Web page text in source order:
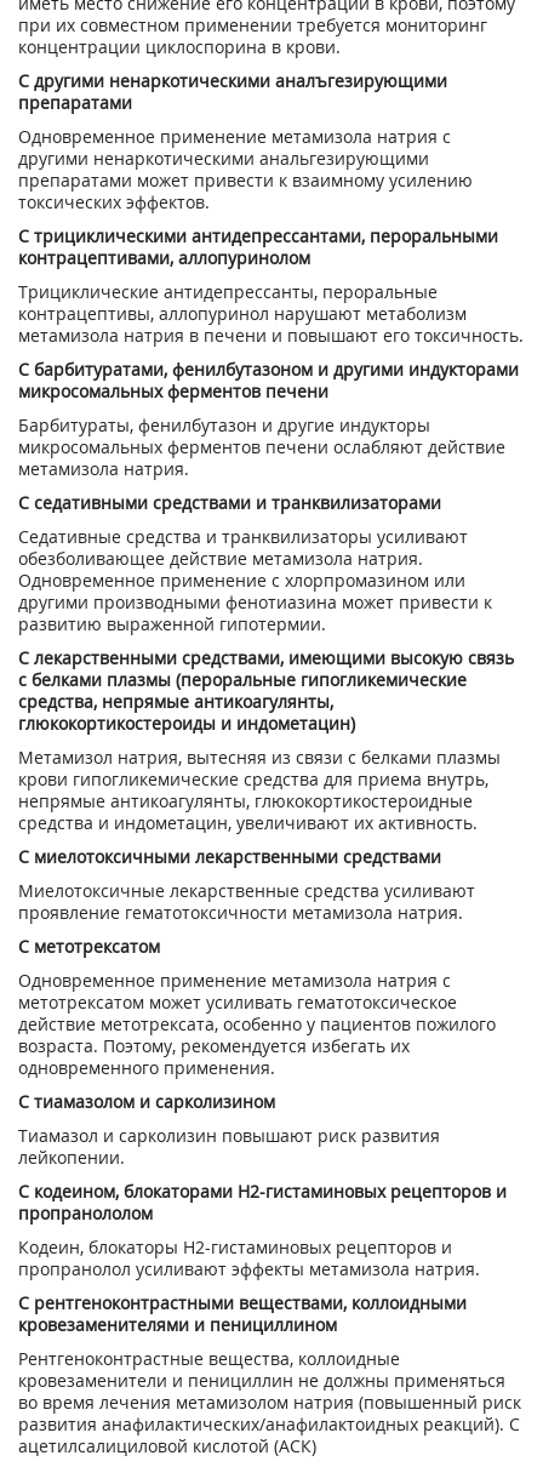
при их совместном применении требуется мониторинг
концентрации циклоспорина в крови.
С другими ненаркотическими аналъгезирующими
препаратами
Одновременное применение метамизола натрия с
другими ненаркотическими анальгезирующими
препаратами может привести к взаимному усилению
токсических эффектов.
С трициклическими антидепрессантами, пероральными
контрацептивами, аллопуринолом
Трициклические антидепрессанты, пероральные
контрацептивы, аллопуринол нарушают метаболизм
метамизола натрия в печени и повышают его токсичность.
С барбитуратами, фенилбутазоном и другими индукторами
микросомальных ферментов печени
Барбитураты, фенилбутазон и другие индукторы
микросомальных ферментов печени ослабляют действие
метамизола натрия.
С седативными средствами и транквилизаторами
Седативные средства и транквилизаторы усиливают
обезболивающее действие метамизола натрия.
Одновременное применение с хлорпромазином или
другими производными фенотиазина может привести к
развитию выраженной гипотермии.
С лекарственными средствами, имеющими высокую связь
с белками плазмы (пероральные гипогликемические
средства, непрямые антикоагулянты,
глюкокортикостероиды и индометацин)
Метамизол натрия, вытесняя из связи с белками плазмы
крови гипогликемические средства для приема внутрь,
непрямые антикоагулянты, глюкокортикостероидные
средства и индометацин, увеличивают их активность.
С миелотоксичными лекарственными средствами
Миелотоксичные лекарственные средства усиливают
проявление гематотоксичности метамизола натрия.
С метотрексатом
Одновременное применение метамизола натрия с
метотрексатом может усиливать гематотоксическое
действие метотрексата, особенно у пациентов пожилого
возраста. Поэтому, рекомендуется избегать их
одновременного применения.
С тиамазолом и сарколизином
Тиамазол и сарколизин повышают риск развития
лейкопении.
С кодеином, блокаторами H2-гистаминовых рецепторов и
пропранололом
Кодеин, блокаторы H2-гистаминовых рецепторов и
пропранолол усиливают эффекты метамизола натрия.
С рентгеноконтрастными веществами, коллоидными
кровезаменителями и пенициллином
Рентгеноконтрастные вещества, коллоидные
кровезаменители и пенициллин не должны применяться
во время лечения метамизолом натрия (повышенный риск
развития анафилактических/анафилактоидных реакций). С
ацетилсалициловой кислотой (АСК)